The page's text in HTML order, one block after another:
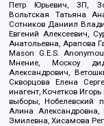
Петр Юрьевич, ЗП,
Вольтская Татьяна
Сотников Даниил
Евгений Алексеевич,
Анатольевна, Арапова
Mason G.E.S.
Мнение, Москоу
Александрович,
Скворцова Елена
инагент, Кочетков
выборы, Нобелевский
Алина Александровна,
Эмилевна, Хисамова